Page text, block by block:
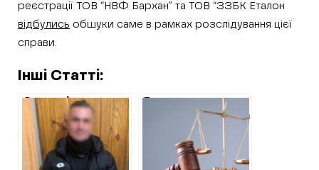
реєстрації ТОВ “НВФ Бархан” та ТОВ “ЗЗБК Еталон
відбулись обшуки саме в рамках розслідування цієї
справи.
Інші Статті:
Апеляція
залишила на
свободі
“директора”
школи в Савинцях
Вироки
псевдоволонтерам
у Харкові та
області: махінації
з гуманітаркою та